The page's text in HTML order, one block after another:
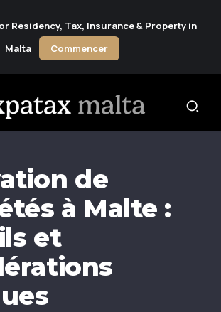
Residency, Tax, Insurance & Property in
Malta
Commencer
de
à Malte :
et